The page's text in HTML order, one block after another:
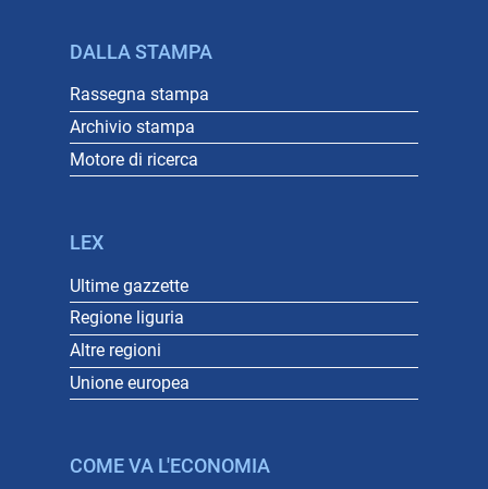
DALLA STAMPA
Rassegna stampa
Archivio stampa
Motore di ricerca
LEX
Ultime gazzette
Regione liguria
Altre regioni
Unione europea
COME VA L'ECONOMIA